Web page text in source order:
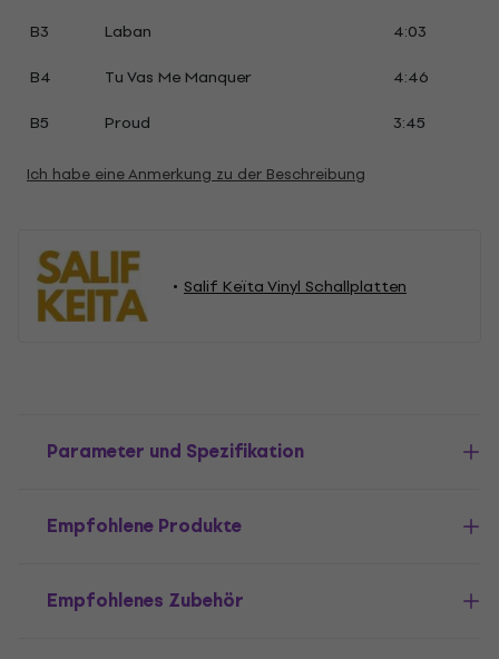
B3 Laban
4:03
B4
Tu Vas Me Manquer
4:46
B5
Proud 3:45
Ich habe eine Anmerkung zu der Beschreibung
Salif Keïta Vinyl Schallplatten
Parameter und Spezifikation
Empfohlene Produkte
Empfohlenes Zubehör